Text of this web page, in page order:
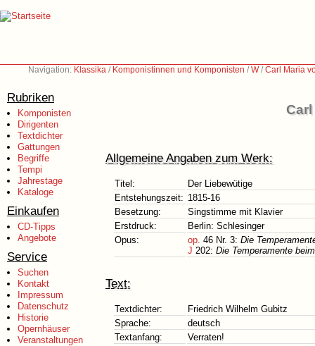
Navigation: Klassika / Komponistinnen und Komponisten /W/Carl Maria
Rubriken
Komponisten
Dirigenten
Textdichter
Gattungen
Begriffe
Tempi
Jahrestage
Kataloge
Einkaufen
CD-Tipps
Angebote
Service
Suchen
Kontakt
Impressum
Datenschutz
Historie
Opernhäuser
Veranstaltungen
Carl
Allgemeine Angaben zum Werk:
Titel:
Der Liebewütige
Entstehungszeit: 1815-16
Besetzung:
Singstimme mit Klavier
Erstdruck:
Berlin: Schlesinger
Opus:
op. 46 Nr. 3: Die
J 202: Die Temperamente
Text:
Textdichter:
Friedrich Wilhelm Gubitz
Sprache:
deutsch
Textanfang:
Verraten!